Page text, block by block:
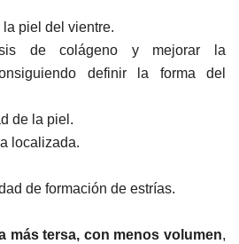
piel del vientre.
de colágeno y mejorar la
definir la forma del
de la piel.
localizada.
de formación de estrías.
más tersa, con menos volumen,